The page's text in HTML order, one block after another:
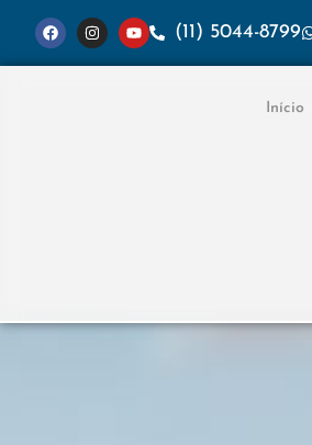
(11) 5044-8799
Início